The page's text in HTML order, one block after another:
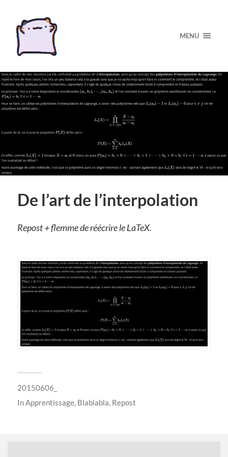
MENU
De l’art de l’interpolation
Repost + flemme de réécrire le LaTeX.
20150606_
InApprentissage, Blablabla, Repost